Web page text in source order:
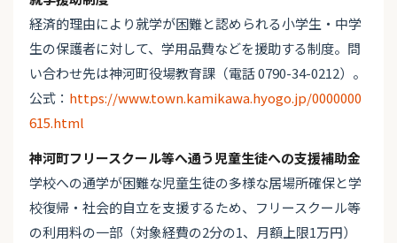
経済的理由により就学が困難と認められる小学生・中学
生の保護者に対して、学用品費などを援助する制度。問
い合わせ先は神河町役場教育課（電話 0790-34-0212）。
公式： https://www.town.kamikawa.hyogo.jp/0000000
615.html
神河町フリースクール等へ通う児童生徒への支援補助金
学校への通学が困難な児童生徒の多様な居場所確保と学
校復帰・社会的自立を支援するため、フリースクール等
の利用料の一部（対象経費の2分の1、月額上限1万円）